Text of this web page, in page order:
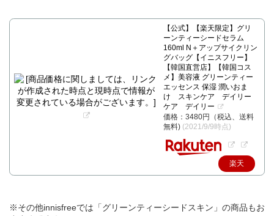
【公式】【楽天限定】グリ
ーンティーシードセラム
160ml N＋アップサイクリン
グバッグ【イニスフリー】
【韓国直営店】【韓国コス
メ】美容液 グリーンティー
エッセンス 保湿 潤いおま
け スキンケア デイリー
ケア デイリー
価格：3480円（税込、送料
無料) (2021/9/9時点)
楽天
※その他innisfreeでは「グリーンティーシードスキン」の商品もお